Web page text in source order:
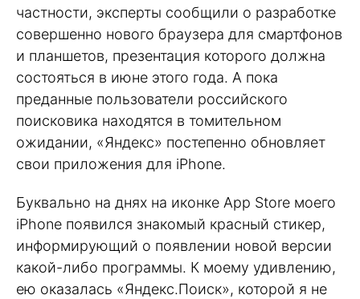
частности, эксперты сообщили о разработке
совершенно нового браузера для смартфонов
и планшетов, презентация которого должна
состояться в июне этого года. А пока
преданные пользователи российского
поисковика находятся в томительном
ожидании, «Яндекс» постепенно обновляет
свои приложения для iPhone.
Буквально на днях на иконке App Store моего
iPhone появился знакомый красный стикер,
информирующий о появлении новой версии
какой-либо программы. К моему удивлению,
ею оказалась «Яндекс.Поиск», которой я не